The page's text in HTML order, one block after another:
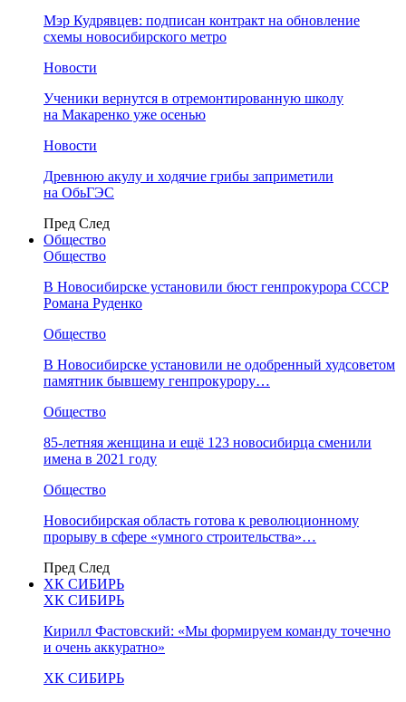
Мэр Кудрявцев: подписан контракт на обновление
схемы новосибирского метро
Новости
Ученики вернутся в отремонтированную школу
на Макаренко уже осенью
Новости
Древнюю акулу и ходячие грибы заприметили
на ОбьГЭС
Пред След
Общество
Общество
В Новосибирске установили бюст генпрокурора СССР
Романа Руденко
Общество
В Новосибирске установили не одобренный худсоветом
памятник бывшему генпрокурору…
Общество
85-летняя женщина и ещё 123 новосибирца сменили
имена в 2021 году
Общество
Новосибирская область готова к революционному
прорыву в сфере «умного строительства»…
Пред След
ХК СИБИРЬ
ХК СИБИРЬ
Кирилл Фастовский: «Мы формируем команду точечно
и очень аккуратно»
ХК СИБИРЬ